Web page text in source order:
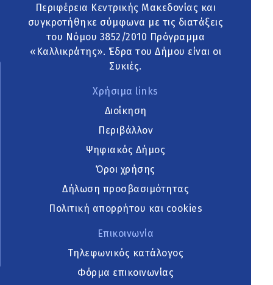
Περιφέρεια Κεντρικής Μακεδονίας και
συγκροτήθηκε σύμφωνα με τις διατάξεις
του Νόμου 3852/2010 Πρόγραμμα
«Καλλικράτης». Έδρα του Δήμου είναι οι
Συκιές.
Χρήσιμα links
Διοίκηση
Περιβάλλον
Ψηφιακός Δήμος
Όροι χρήσης
Δήλωση προσβασιμότητας
Πολιτική απορρήτου και cookies
Επικοινωνία
Τηλεφωνικός κατάλογος
Φόρμα επικοινωνίας